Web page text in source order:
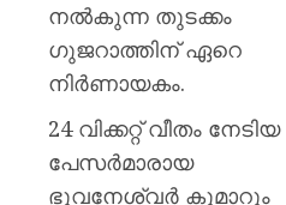
നൽകുന്ന തുടക്കം
ഗുജറാത്തിന് ഏറെ
നിർണായകം.
24 വിക്കറ്റ് വീതം നേടിയ
പേസർമാരായ
ഭുവനേശ്വർ കുമാറും